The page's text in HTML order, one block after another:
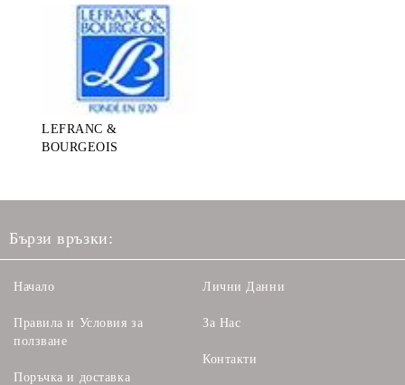
LEFRANC &
BOURGEOIS
Бързи връзки:
Начало
Правила и Условия за
ползване
Поръчка и доставка
Лични Данни
За Нас
Контакти